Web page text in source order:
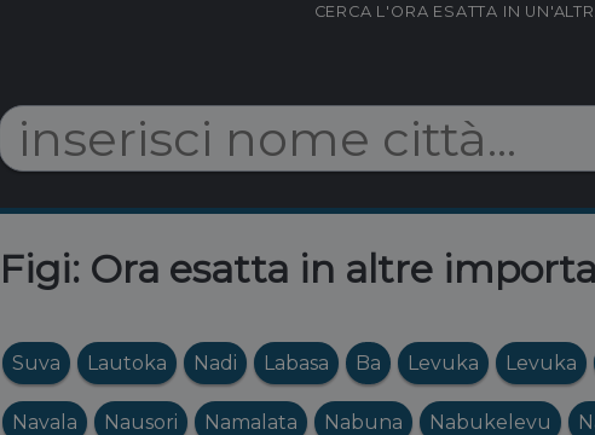
CERCA L'ORA ESATTA IN
Figi: Ora esatta in altre
Suva Lautoka Nadi Labasa Ba Levuka Levuka
Navala Nausori Namalata Nabuna Nabukelevu